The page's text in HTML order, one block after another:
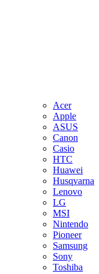
Acer
Apple
ASUS
Canon
Casio
HTC
Huawei
Husqvarna
Lenovo
LG
MSI
Nintendo
Pioneer
Samsung
Sony
Toshiba